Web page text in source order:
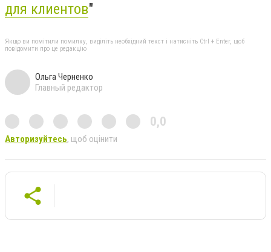
для клиентов"
Якщо ви помітили помилку, виділіть необхідний текст і натисніть Ctrl + Enter, щоб
повідомити про це редакцію
Ольга Черненко
Главный редактор
0,0
Авторизуйтесь, щоб оцінити